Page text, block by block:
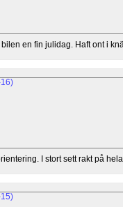
en fin julidag. Haft ont i
I stort sett rakt på